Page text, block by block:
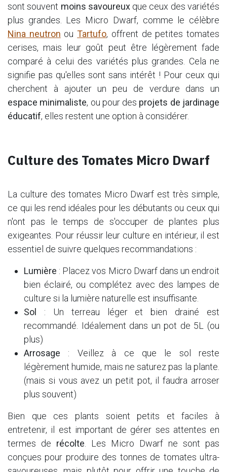
sont souvent moins savoureuxque ceux des variétés
plus grandes. Les Micro Dwarf, comme le célèbre
Nina neutron ouTartufo, offrent de petites tomates
cerises, mais leur goût peut être légèrement fade
comparé à celui des variétés plus grandes. Cela ne
signifie pas qu'elles sont sans intérêt ! Pour ceux qui
cherchent à ajouter un peu de verdure dans un
espace minimaliste, ou pour des projets de jardinage
éducatif, elles restent une option à considérer.
Culture des Tomates Micro Dwarf
La culture des tomates Micro Dwarf est très simple,
ce qui les rend idéales pour les débutants ou ceux qui
n'ont pas le temps de s'occuper de plantes plus
exigeantes. Pour réussir leur culture en intérieur, il est
essentiel de suivre quelques recommandations :
Lumière : Placez vos Micro Dwarf dans un endroit
bien éclairé, ou complétez avec des lampes de
culture si la lumière naturelle est insuffisante.
Sol : Un terreau léger et bien drainé est
recommandé. Idéalement dans un pot de 5L (ou
plus)
Arrosage : Veillez à ce que le sol reste
légèrement humide, mais ne saturez pas la plante.
(mais si vous avez un petit pot, il faudra arroser
plus souvent)
Bien que ces plants soient petits et faciles à
entretenir, il est important de gérer ses attentes en
termes de récolte . Les Micro Dwarf ne sont pas
conçues pour produire des tonnes de tomates ultra-